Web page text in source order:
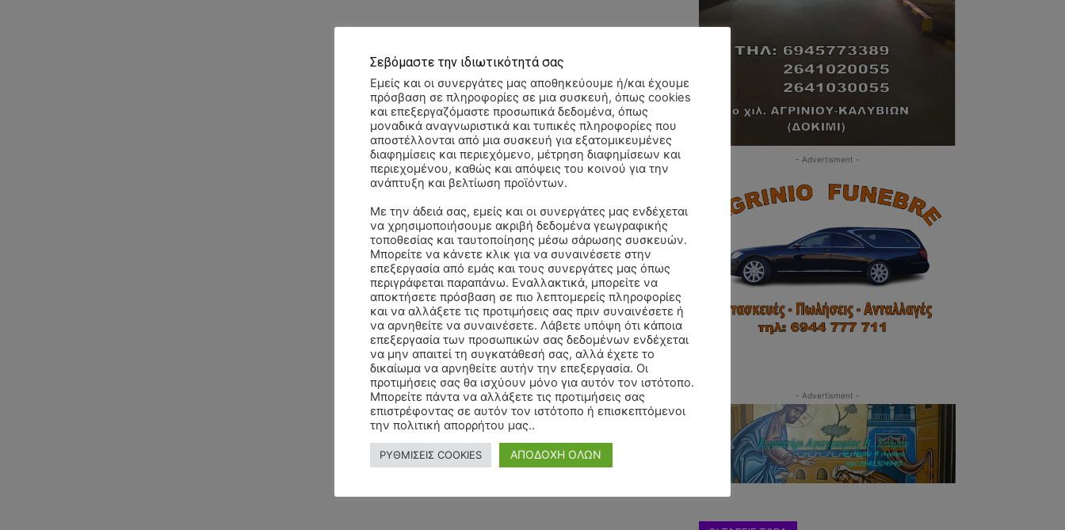
- Advertisment -
- Advertisment -
Σεβόμαστε την ιδιωτικότητά σας
Εμείς και οι συνεργάτες μας αποθηκεύουμε ή/και έχουμε
πρόσβαση σε πληροφορίες σε μια συσκευή, όπως cookies
και επεξεργαζόμαστε προσωπικά δεδομένα, όπως
μοναδικά αναγνωριστικά και τυπικές πληροφορίες που
αποστέλλονται από μια συσκευή για εξατομικευμένες
διαφημίσεις και περιεχόμενο, μέτρηση διαφημίσεων και
περιεχομένου, καθώς και απόψεις του κοινού για την
ανάπτυξη και βελτίωση προϊόντων.
Με την άδειά σας, εμείς και οι συνεργάτες μας ενδέχεται
να χρησιμοποιήσουμε ακριβή δεδομένα γεωγραφικής
τοποθεσίας και ταυτοποίησης μέσω σάρωσης συσκευών.
Μπορείτε να κάνετε κλικ για να συναινέσετε στην
επεξεργασία από εμάς και τους συνεργάτες μας όπως
περιγράφεται παραπάνω. Εναλλακτικά, μπορείτε να
αποκτήσετε πρόσβαση σε πιο λεπτομερείς πληροφορίες
και να αλλάξετε τις προτιμήσεις σας πριν συναινέσετε ή
να αρνηθείτε να συναινέσετε. Λάβετε υπόψη ότι κάποια
επεξεργασία των προσωπικών σας δεδομένων ενδέχεται
να μην απαιτεί τη συγκατάθεσή σας, αλλά έχετε το
δικαίωμα να αρνηθείτε αυτήν την επεξεργασία. Οι
προτιμήσεις σας θα ισχύουν μόνο για αυτόν τον ιστότοπο.
Μπορείτε πάντα να αλλάξετε τις προτιμήσεις σας
επιστρέφοντας σε αυτόν τον ιστότοπο ή επισκεπτόμενοι
την πολιτική απορρήτου μας..
ΡΥΘΜΙΣΕΙΣ COOKIES ΑΠΟΔΟΧΗ ΟΛΩΝ